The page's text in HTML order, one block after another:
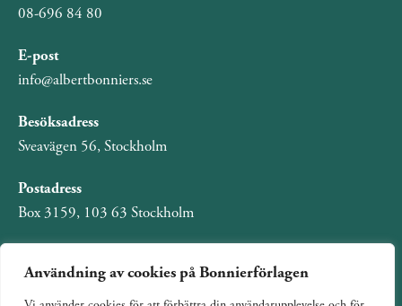
Användning av cookies på Bonnierförlagen
08-696 84 80
E-post
info@albertbonniers.se
Besöksadress
Sveavägen 56, Stockholm
Postadress
Box 3159, 103 63 Stockholm